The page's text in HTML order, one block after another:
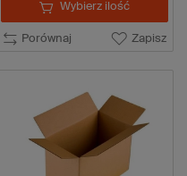
Porównaj Zapisz
Wybierz ilość